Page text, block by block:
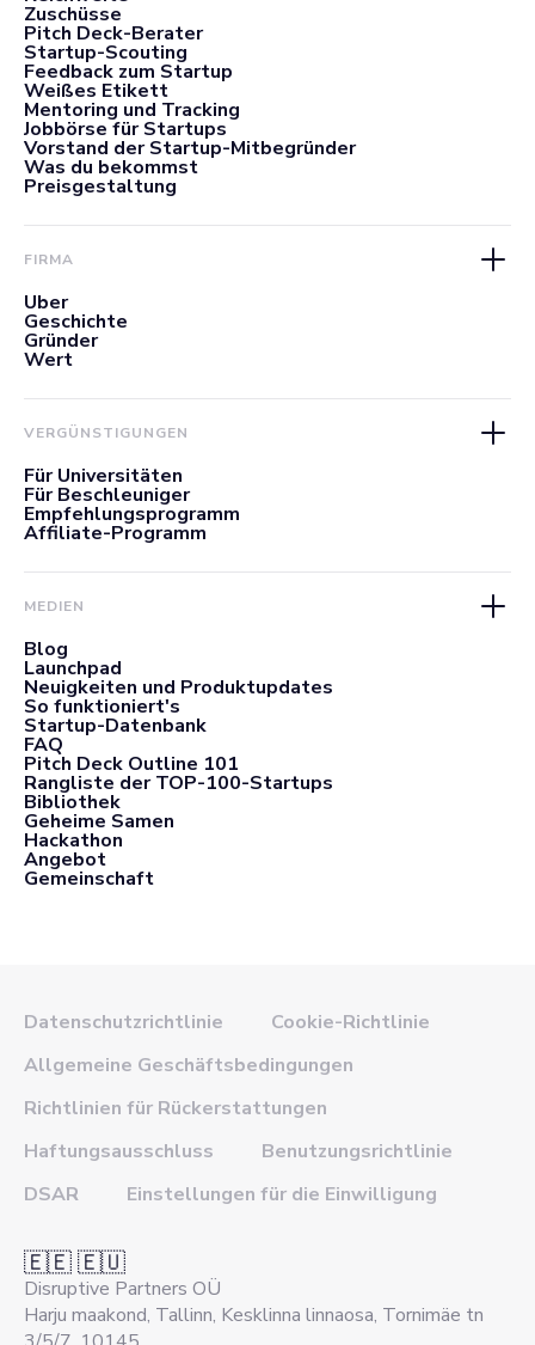
Zuschüsse
Pitch Deck-Berater
Startup-Scouting
Feedback zum Startup
Weißes Etikett
Mentoring und Tracking
Jobbörse für Startups
Vorstand der Startup-Mitbegründer
Was du bekommst
Preisgestaltung
FIRMA
Über
Geschichte
Gründer
Wert
VERGÜNSTIGUNGEN
Für Universitäten
Für Beschleuniger
Empfehlungsprogramm
Affiliate-Programm
MEDIEN
Blog
Launchpad
Neuigkeiten und Produktupdates
So funktioniert's
Startup-Datenbank
FAQ
Pitch Deck Outline 101
Rangliste der TOP-100-Startups
Bibliothek
Geheime Samen
Hackathon
Angebot
Gemeinschaft
Datenschutzrichtlinie
Cookie-Richtlinie
Allgemeine Geschäftsbedingungen
Richtlinien für Rückerstattungen
Haftungsausschluss
Benutzungsrichtlinie
DSAR
Einstellungen für die Einwilligung
🇪🇪 🇪🇺
Disruptive Partners OÜ
Harju maakond, Tallinn, Kesklinna linnaosa, Tornimäe tn